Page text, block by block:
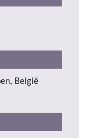
België